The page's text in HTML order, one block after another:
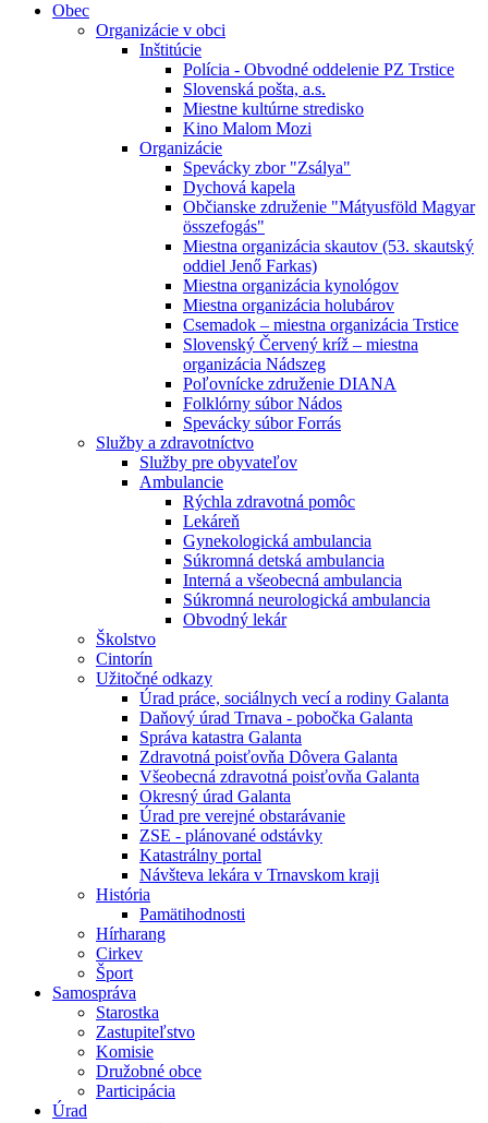
Obec
Organizácie v obci
Inštitúcie
Polícia - Obvodné oddelenie PZ Trstice
Slovenská pošta, a.s.
Miestne kultúrne stredisko
Kino Malom Mozi
Organizácie
Spevácky zbor "Zsálya"
Dychová kapela
Občianske združenie "Mátyusföld Magyar
összefogás"
Miestna organizácia skautov (53. skautský
oddiel Jenő Farkas)
Miestna organizácia kynológov
Miestna organizácia holubárov
Csemadok – miestna organizácia Trstice
Slovenský Červený kríž – miestna
organizácia Nádszeg
Poľovnícke združenie DIANA
Folklórny súbor Nádos
Spevácky súbor Forrás
Služby a zdravotníctvo
Služby pre obyvateľov
Ambulancie
Rýchla zdravotná pomôc
Lekáreň
Gynekologická ambulancia
Súkromná detská ambulancia
Interná a všeobecná ambulancia
Súkromná neurologická ambulancia
Obvodný lekár
Školstvo
Cintorín
Užitočné odkazy
Úrad práce, sociálnych vecí a rodiny Galanta
Daňový úrad Trnava - pobočka Galanta
Správa katastra Galanta
Zdravotná poisťovňa Dôvera Galanta
Všeobecná zdravotná poisťovňa Galanta
Okresný úrad Galanta
Úrad pre verejné obstarávanie
ZSE - plánované odstávky
Katastrálny portal
Návšteva lekára v Trnavskom kraji
História
Pamätihodnosti
Hírharang
Cirkev
Šport
Samospráva
Starostka
Zastupiteľstvo
Komisie
Družobné obce
Participácia
Úrad